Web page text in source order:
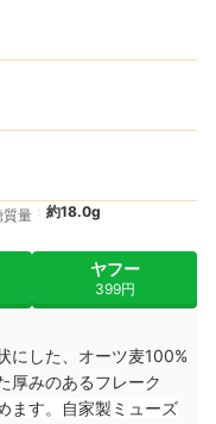
質量
約18.0g
ヤフー
399円
にした、オーツ麦100%
厚みのあるフレーク
ます。自家製ミューズ